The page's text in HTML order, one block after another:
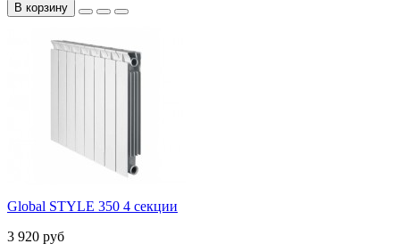
В корзину
Global STYLE 350 4 секции
3 920 руб